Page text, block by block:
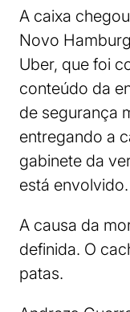
A caixa
Novo
Uber, que foi
conteúdo da
de segurança
entregando a
gabinete da
está envolvido.
A causa da
definida. O
patas.